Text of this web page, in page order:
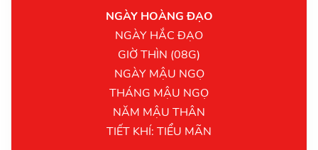
NGÀY HOÀNG ĐẠO
NGÀY HẮC ĐẠO
GIỜ THÌN (08G)
NGÀY MẬU NGỌ
THÁNG MẬU NGỌ
NĂM MẬU THÂN
TIẾT KHÍ: TIỂU MÃN